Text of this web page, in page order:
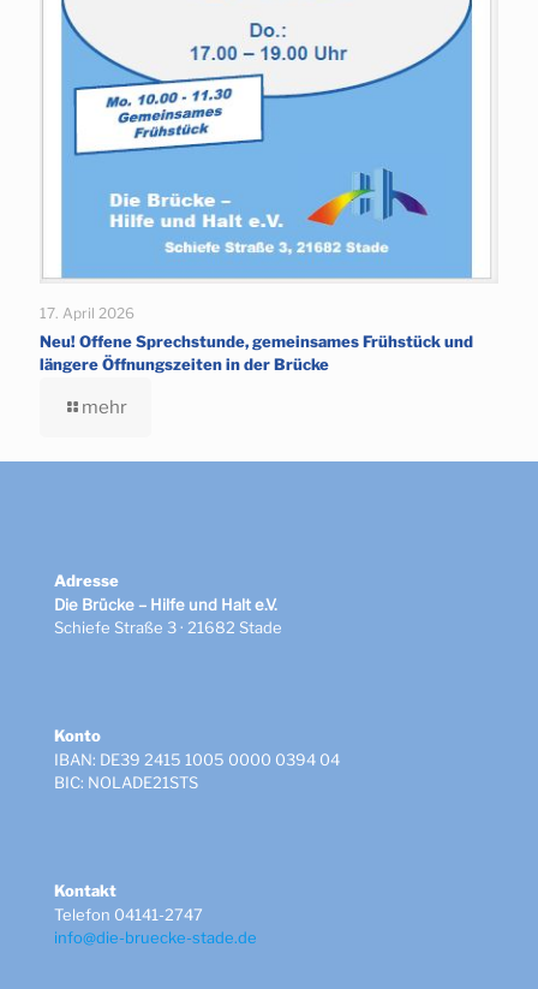
17. April 2026
Neu! Offene Sprechstunde, gemeinsames Frühstück und
längere Öffnungszeiten in der Brücke
mehr
Adresse
Die Brücke – Hilfe und Halt e.V.
Schiefe Straße 3 · 21682 Stade
Konto
IBAN: DE39 2415 1005 0000 0394 04
BIC: NOLADE21STS
Kontakt
Telefon 04141-2747
info@die-bruecke-stade.de